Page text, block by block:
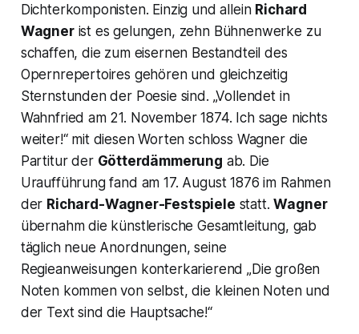
Dichterkomponisten. Einzig und allein Richard
Wagnerist es gelungen, zehn Bühnenwerke zu
schaffen, die zum eisernen Bestandteil des
Opernrepertoires gehören und gleichzeitig
Sternstunden der Poesie sind. „Vollendet in
Wahnfried am 21. November 1874. Ich sage nichts
weiter!“ mit diesen Worten schloss Wagner die
Partitur der Götterdämmerung ab. Die
Uraufführung fand am 17. August 1876 im Rahmen
der Richard-Wagner-Festspiele statt.Wagner
übernahm die künstlerische Gesamtleitung, gab
täglich neue Anordnungen, seine
Regieanweisungen konterkarierend„Die großen
Noten kommen von selbst, die kleinen Noten und
der Text sind die Hauptsache!“